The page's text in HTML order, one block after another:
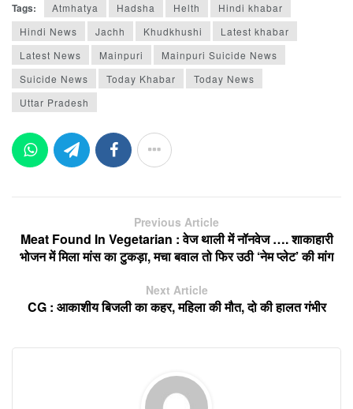
Tags: Atmhatya Hadsha Helth
Hindi khabar
Hindi News
Jachh Khudkhushi
Latest khabar
Latest News
Mainpuri
Mainpuri Suicide News
Suicide News
Today Khabar
Today News
Uttar Pradesh
Previous Article
Meat Found In Vegetarian : वेज थाली में नॉनवेज …. शाकाहारी
भोजन में मिला मांस का टुकड़ा, मचा बवाल तो फिर उठी ‘नेम प्लेट’ की मांग
Next Article
CG : आकाशीय बिजली का कहर, महिला की मौत, दो की हालत गंभीर